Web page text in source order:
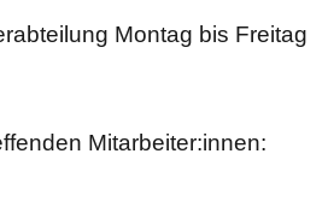
Montag bis Freitag
Mitarbeiter:innen: